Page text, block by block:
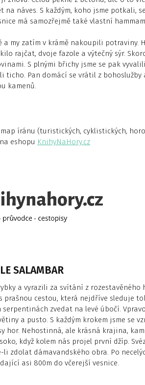
náves. S každým, koho jsme potkali,
má samozřejmě také vlastní
a my zatím v krámě nakoupili potraviny.
rajčat, dvoje fazole a výtečný sýr.
S plnými břichy jsme se pak
Pan domácí se vrátil z bohoslužby
kamenů.
íránu (turistických, cyklistických,
eshopu KnihyNaHory.cz
SALAMBAR
a vyrazili za svítání z rozestavěného
cestou, která nejdříve sleduje
serpentinách zvedat na levé úbočí.
a pusto. S každým krokem jsme se
hor. Nehostinná, ale krásná krajina,
když kolem nás projel první džíp.
li zdolat dámavandského obra. Po
asi 800m do včerejší vesnice.